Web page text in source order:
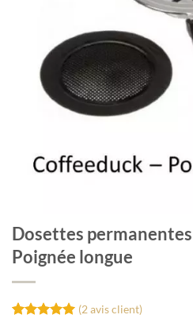
Dosettes permanentes
Poignée longue
(2 avis client)